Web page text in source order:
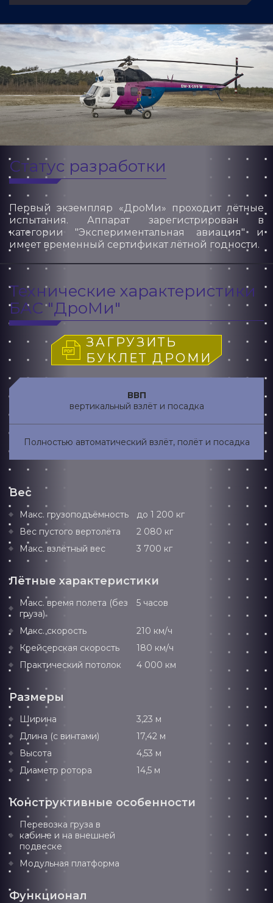
Статус разработки
Первый экземпляр «ДроМи» проходит лётные
испытания. Аппарат зарегистрирован в
категории "Экспериментальная авиация" и
имеет временный сертификат лётной годности.
Технические характеристики
БАС "ДроМи"
ЗАГРУЗИТЬ
БУКЛЕТ ДРОМИ
ВВП
вертикальный взлёт и посадка
Полностью автоматический взлёт, полёт и посадка
Вес
Макс. грузоподъёмность
до 1 200 кг
Вес пустого вертолёта
2 080 кг
Макс. взлётный вес
3 700 кг
Лётные характеристики
Макс. время полета (без
груза)
5 часов
Макс. скорость
210 км/ч
Крейсерская скорость
180 км/ч
Практический потолок
4 000 км
Размеры
Ширина
3,23 м
Длина (с винтами)
17,42 м
Высота
4,53 м
Диаметр ротора
14,5 м
Конструктивные особенности
Перевозка груза в
кабине и на внешней
подвеске
Модульная платформа
Функционал